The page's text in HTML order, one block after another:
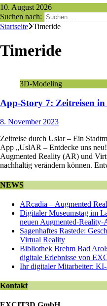
10. August 2026
Suchen nach:
Startseite Timeride
Timeride
3D-Modeling
App-Story 7: Zeitreisen
8. November 2023
Zeitreise durch Uslar – Ein
App „UslAR – Entdecke uns
Augmented Reality (AR) und
nachhaltig verändern können.
NEWS
ARcadia – Augmented
Digitaler Museumstag im
neuen Augmented-Reality-
Sagenhaftes Rastede:
Virtual Reality
Bibliothek Brehm Bad
digitale Erlebnisse von
Ihr digitaler Mitarbeiter:
Kontakt